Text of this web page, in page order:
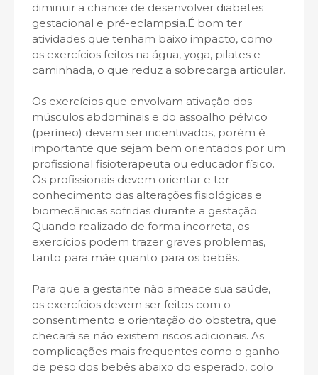
diminuir a chance de desenvolver diabetes
gestacional e pré-eclampsia.É bom ter
atividades que tenham baixo impacto, como
os exercícios feitos na água, yoga, pilates e
caminhada, o que reduz a sobrecarga articular.
Os exercícios que envolvam ativação dos
músculos abdominais e do assoalho pélvico
(períneo) devem ser incentivados, porém é
importante que sejam bem orientados por um
profissional fisioterapeuta ou educador físico.
Os profissionais devem orientar e ter
conhecimento das alterações fisiológicas e
biomecânicas sofridas durante a gestação.
Quando realizado de forma incorreta, os
exercícios podem trazer graves problemas,
tanto para mãe quanto para os bebês.
Para que a gestante não ameace sua saúde,
os exercícios devem ser feitos com o
consentimento e orientação do obstetra, que
checará se não existem riscos adicionais. As
complicações mais frequentes como o ganho
de peso dos bebês abaixo do esperado, colo